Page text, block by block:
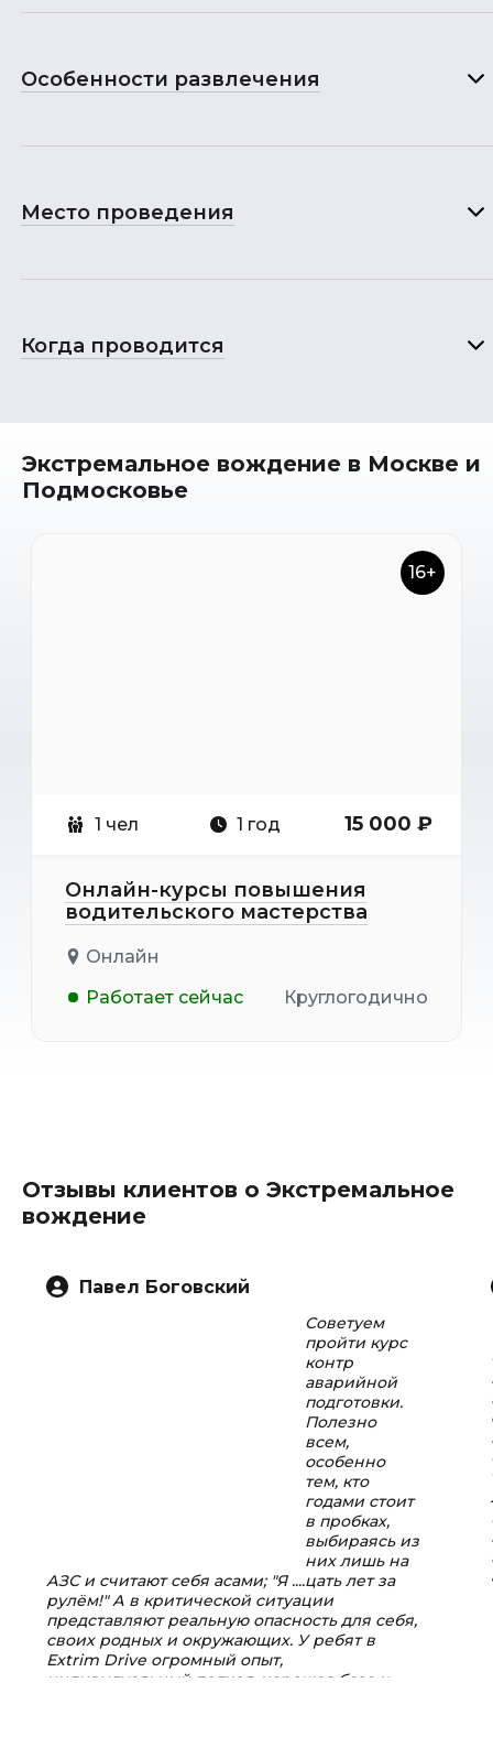
Особенности развлечения
Место проведения
Когда проводится
Экстремальное вождение в Москве и
Подмосковье
16+
1 чел 1 год 15 000 ₽
Онлайн-курсы повышения
водительского мастерства
Онлайн
Работает сейчас
Круглогодично
Отзывы клиентов о Экстремальное
вождение
Павел Боговский
Советуем
пройти курс
контр
аварийной
подготовки.
Полезно
всем,
особенно
тем, кто
годами стоит
в пробках,
выбираясь из
них лишь на
АЗС и считают себя асами; "Я ....цать лет за
рулём!" А в критической ситуации
представляют реальную опасность для себя,
своих родных и окружающих. У ребят в
Extrim Drive огромный опыт,
индивидуальный подход, хорошая база и